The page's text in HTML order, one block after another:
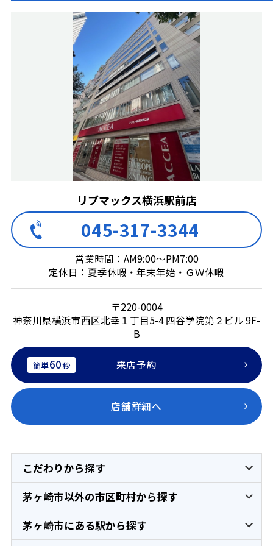
リブマックス横浜駅前店
045-317-3344
営業時間：AM9:00～PM7:00
定休日：夏季休暇・年末年始・ＧＷ休暇
〒220-0004
神奈川県横浜市西区北幸１丁目5-4 四谷学院第２ビル 9F-
B
簡単60秒 来店予約
店舗詳細へ
こだわりから探す
茅ヶ崎市以外の市区町村から探す
茅ヶ崎市にある駅から探す